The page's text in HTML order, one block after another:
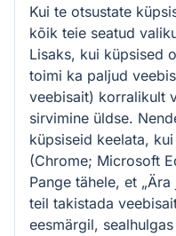
Kui te otsustate
kõik teie seatud
Lisaks, kui küpsised
toimi ka paljud
veebisait) korralikult
sirvimine üldse.
küpsiseid keelata,
(Chrome; Microsoft
Pange tähele, et
teil takistada
eesmärgil,